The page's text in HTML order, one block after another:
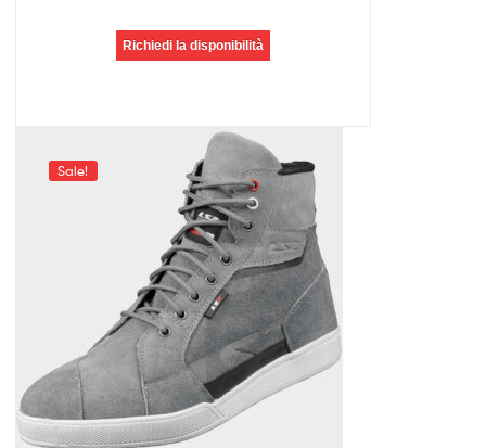
Richiedi la disponibilità
Sale!